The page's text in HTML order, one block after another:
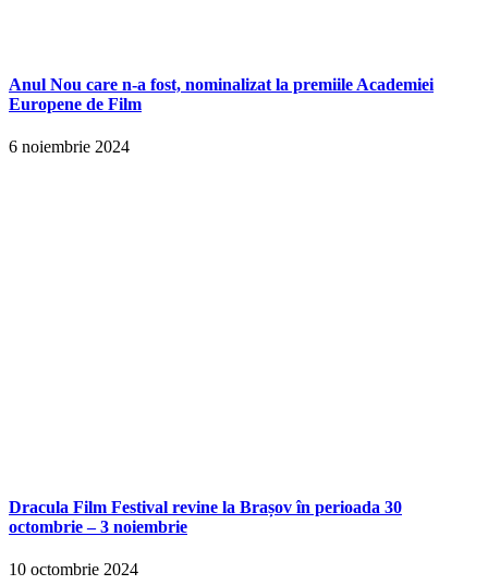
Anul Nou care n-a fost, nominalizat la premiile Academiei
Europene de Film
6 noiembrie 2024
Dracula Film Festival revine la Brașov în perioada 30
octombrie – 3 noiembrie
10 octombrie 2024